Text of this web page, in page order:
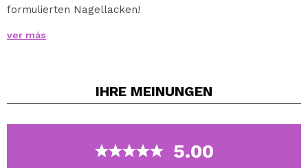
formulierten Nagellacken!
Pigmentierung und fantastischen Glanz.
Maniküre zu erzielen, die auf den neuesten Trends
Mit diesen ultraschnell trocknenden Nagellacken
(trocken in nur 40 Sekunden) gelingt auch zu Hause im
Handumdrehen eine schöne Maniküre.
ver más
IHRE MEINUNGEN
5.00